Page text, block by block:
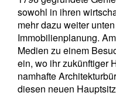
sowohl in ihren
mehr dazu weiter
Immobilienplanung.
Medien zu einem
ein, wo ihr zukünftiger
namhafte
diesen neuen